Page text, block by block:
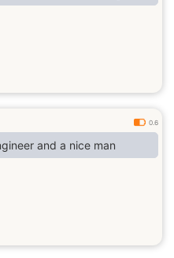
0.6
and a nice man